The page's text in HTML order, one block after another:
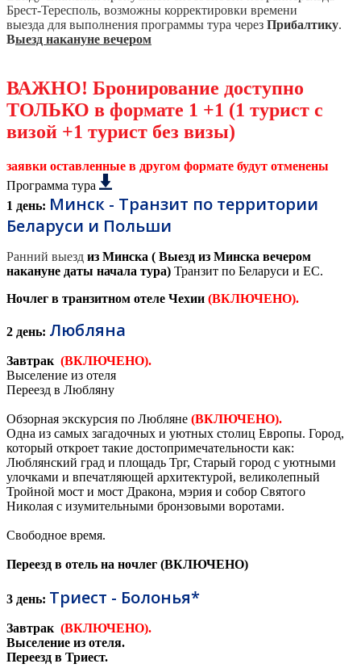
Брест-Тересполь, возможны корректировки времени
выезда для выполнения программы тура через Прибалтику.
Выезд накануне вечером
ВАЖНО! Бронирование доступно
ТОЛЬКО в формате 1 +1 (1 турист с
визой +1 турист без визы)
заявки оставленные в другом формате будут отменены
Программа тура
1 день: Минск - Транзит по территории
Беларуси и Польши
Ранний выезд из Минска ( Выезд из Минска вечером
накануне даты начала тура) Транзит по Беларуси и ЕС.
Ночлег в транзитном отеле Чехии (ВКЛЮЧЕНО).
2 день: Любляна
Завтрак (ВКЛЮЧЕНО).
Выселение из отеля
Переезд в Любляну
Обзорная экскурсия по Любляне (ВКЛЮЧЕНО).
Одна из самых загадочных и уютных столиц Европы. Город,
который откроет такие достопримечательности как:
Люблянский град и площадь Трг, Старый город с уютными
улочками и впечатляющей архитектурой, великолепный
Тройной мост и мост Дракона, мэрия и собор Святого
Николая с изумительными бронзовыми воротами.
Свободное время.
Переезд в отель на ночлег (ВКЛЮЧЕНО)
3 день: Триест - Болонья*
Завтрак (ВКЛЮЧЕНО).
Выселение из отеля.
Переезд в Триест.